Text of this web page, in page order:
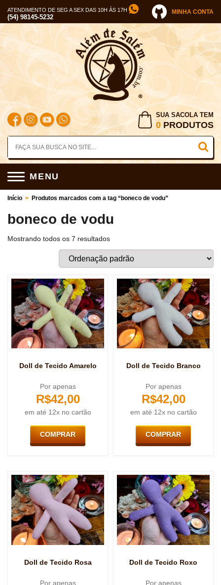
ATENDIMENTO DE SEG A SEX DAS 10H ÀS 17H
(54) 98145-5232
MINHA CONTA
SUA SACOLA TEM
0 PRODUTOS
MENU
Início > Produtos marcados com a tag “boneco de vodu”
boneco de vodu
Mostrando todos os 7 resultados
Doll de Tecido Amarelo
Por apenas
R$42,00
em até 12x no cartão
COMPRAR
Doll de Tecido Branco
Por apenas
R$42,00
em até 12x no cartão
COMPRAR
Doll de Tecido Rosa
Por apenas
Doll de Tecido Roxo
Por apenas